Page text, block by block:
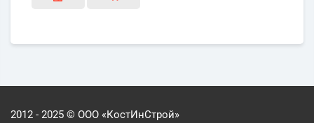
2012 - 2025 © ООО «КостИнСтрой»